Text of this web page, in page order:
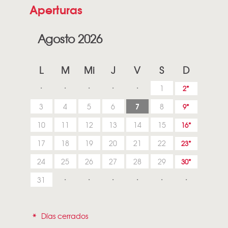
Aperturas
Agosto 2026
L M Mi J V S D
1 2
3 4 5 6 7 8 9
10 11 12 13 14 15 16
17 18 19 20 21 22 23
24 25 26 27 28 29 30
31
* Días cerrados